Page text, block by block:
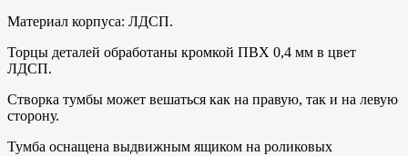
Материал корпуса: ЛДСП.
Торцы деталей обработаны кромкой ПВХ 0,4 мм в цвет
ЛДСП.
Створка тумбы может вешаться как на правую, так и на левую
сторону.
Тумба оснащена выдвижным ящиком на роликовых